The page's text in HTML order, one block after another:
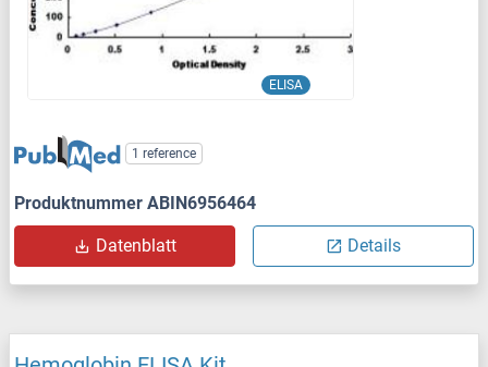
ELISA
1 reference
Produktnummer ABIN6956464
Datenblatt Details